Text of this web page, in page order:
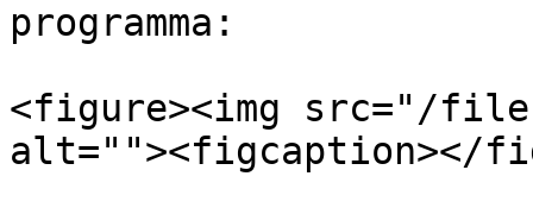
programma:
<figure><img src="/files/
alt=""><figcaption></